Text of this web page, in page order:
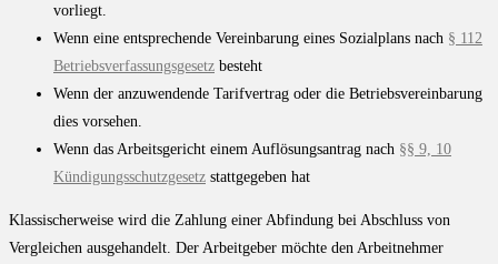
vorliegt.
Wenn eine entsprechende Vereinbarung eines Sozialplans nach § 112
Betriebsverfassungsgesetz besteht
Wenn der anzuwendende Tarifvertrag oder die Betriebsvereinbarung
dies vorsehen.
Wenn das Arbeitsgericht einem Auflösungsantrag nach §§ 9, 10
Kündigungsschutzgesetz stattgegeben hat
Klassischerweise wird die Zahlung einer Abfindung bei Abschluss von
Vergleichen ausgehandelt. Der Arbeitgeber möchte den Arbeitnehmer